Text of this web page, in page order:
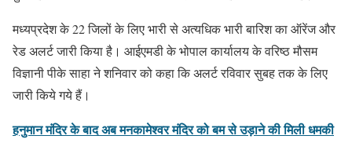
मध्यप्रदेश के 22 जिलों के लिए भारी से अत्यधिक भारी बारिश का ऑरेंज और
रेड अलर्ट जारी किया है। आईएमडी के भोपाल कार्यालय के वरिष्ठ मौसम
विज्ञानी पीके साहा ने शनिवार को कहा कि अलर्ट रविवार सुबह तक के लिए
जारी किये गये हैं।
हनुमान मंदिर के बाद अब मनकामेश्वर मंदिर को बम से उड़ाने की मिली धमकी